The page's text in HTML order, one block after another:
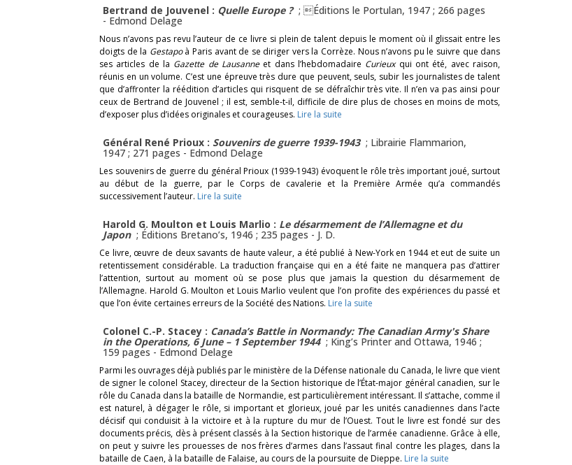
Bertrand de Jouvenel : Quelle Europe ? ; Éditions le Portulan, 1947 ; 266 pages
- Edmond Delage
Nous n’avons pas revu l’auteur de ce livre si plein de talent depuis le moment où il glissait entre les
doigts de la Gestapoà Paris avant de se diriger vers la Corrèze. Nous n’avons pu le suivre que dans
ses articles de la Gazette de Lausanne et dans l’hebdomadaire Curieux qui ont été, avec raison,
réunis en un volume. C’est une épreuve très dure que peuvent, seuls, subir les journalistes de talent
que d’affronter la réédition d’articles qui risquent de se défraîchir très vite. Il n’en va pas ainsi pour
ceux de Bertrand de Jouvenel ; il est, semble-t-il, difficile de dire plus de choses en moins de mots,
d’exposer plus d’idées originales et courageuses. Lire la suite
Général René Prioux : Souvenirs de guerre 1939-1943 ; Librairie Flammarion,
1947 ; 271 pages - Edmond Delage
Les souvenirs de guerre du général Prioux (1939-1943) évoquent le rôle très important joué, surtout
au début de la guerre, par le Corps de cavalerie et la Première Armée qu’a commandés
successivement l’auteur. Lire la suite
Harold G. Moulton et Louis Marlio : Le désarmement de l’Allemagne et du
Japon ; Éditions Bretano’s, 1946 ; 235 pages - J. D.
Ce livre, œuvre de deux savants de haute valeur, a été publié à New-York en 1944 et eut de suite un
retentissement considérable. La traduction française qui en a été faite ne manquera pas d’attirer
l’attention, surtout au moment où se pose plus que jamais la question du désarmement de
l’Allemagne. Harold G. Moulton et Louis Marlio veulent que l’on profite des expériences du passé et
que l’on évite certaines erreurs de la Société des Nations. Lire la suite
Colonel C.-P. Stacey : Canada’s Battle in Normandy: The Canadian Army's Share
in the Operations, 6 June – 1 September 1944 ; King’s Printer and Ottawa, 1946 ;
159 pages - Edmond Delage
Parmi les ouvrages déjà publiés par le ministère de la Défense nationale du Canada, le livre que vient
de signer le colonel Stacey, directeur de la Section historique de l’État-major général canadien, sur le
rôle du Canada dans la bataille de Normandie, est particulièrement intéressant. Il s’attache, comme il
est naturel, à dégager le rôle, si important et glorieux, joué par les unités canadiennes dans l’acte
décisif qui conduisit à la victoire et à la rupture du mur de l’Ouest. Tout le livre est fondé sur des
documents précis, dès à présent classés à la Section historique de l’armée canadienne. Grâce à elle,
on peut y suivre les prouesses de nos frères d’armes dans l’assaut final contre les plages, dans la
bataille de Caen, à la bataille de Falaise, au cours de la poursuite de Dieppe. Lire la suite